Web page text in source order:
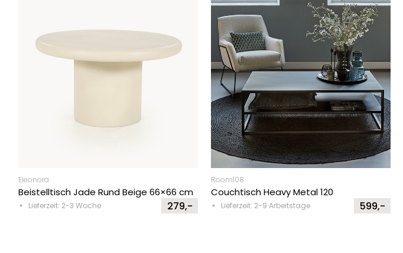
Eleonora
Beistelltisch Jade Rund Beige 66×66 cm
Lieferzeit: 2-3 Woche 279,-
Room108
Couchtisch Heavy Metal 120
Lieferzeit: 2-9 Arbeitstage 599,-